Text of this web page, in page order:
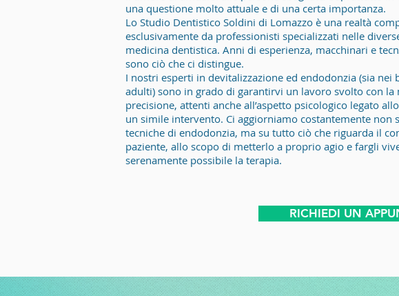
una questione molto attuale e di una certa importanza.
Lo Studio Dentistico Soldini di Lomazzo è una realtà
esclusivamente da professionisti specializzati nelle
medicina dentistica. Anni di esperienza, macchinari e
sono ciò che ci distingue.
I nostri esperti in devitalizzazione ed endodonzia (sia nei
adulti) sono in grado di garantirvi un lavoro svolto con la
precisione, attenti anche all’aspetto psicologico legato
un simile intervento. Ci aggiorniamo costantemente non
tecniche di endodonzia, ma su tutto ciò che riguarda il
paziente, allo scopo di metterlo a proprio agio e fargli
serenamente possibile la terapia.
RICHIEDI UN